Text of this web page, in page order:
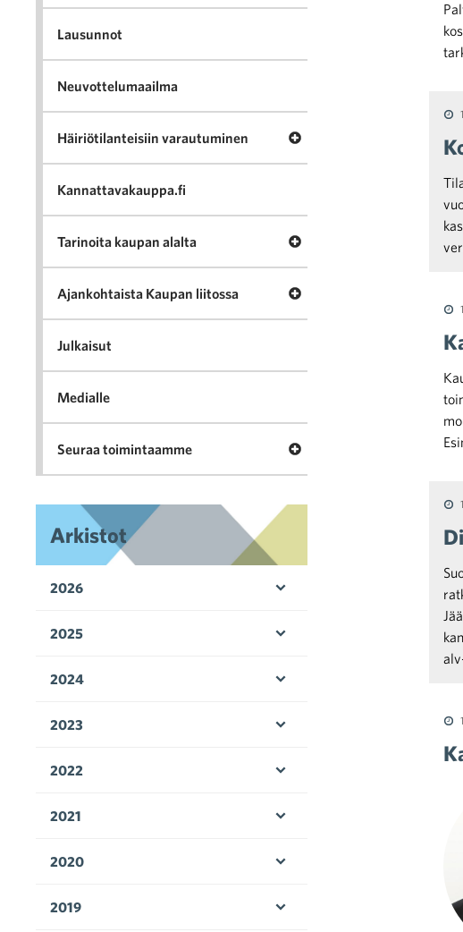
Lausunnot
Neuvottelumaailma
Häiriötilanteisiin varautuminen Avaa valikko
Kannattavakauppa.fi
Tarinoita kaupan alalta Avaa valikko Tarinoita
Ajankohtaista Kaupan liitossa Avaa valikko Ajankohtaista
Julkaisut
Medialle
Seuraa toimintaamme Avaa valikko Seuraa
Arkistot
2026
2025
2024
2023
2022
2021
2020
2019